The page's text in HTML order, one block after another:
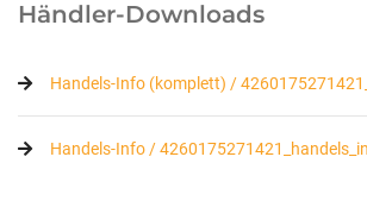
Händler-Downloads
Handels-Info (komplett) /
Handels-Info /